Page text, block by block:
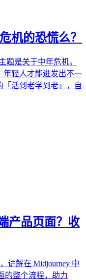
机的恐慌么？
题是关于中年危机。
年轻人才能迸发出不一
活到老学到老」，自
产品页面？收
讲解在 Midjourney 中
的整个流程，助力